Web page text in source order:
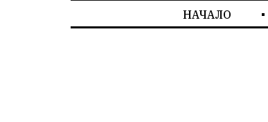
НАЧАЛО